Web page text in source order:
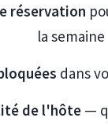
réservation
la semaine
dans
de l'hôte—